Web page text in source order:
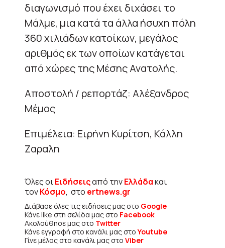
διαγωνισμό που έχει διχάσει το
Μάλμε, μια κατά τα άλλα ήσυχη πόλη
360 χιλιάδων κατοίκων, μεγάλος
αριθμός εκ των οποίων κατάγεται
από χώρες της Μέσης Ανατολής.
Αποστολή / ρεπορτάζ: Αλέξανδρος
Μέμος
Επιμέλεια: Ειρήνη Κυρίτση, Κάλλη
Ζαραλη
Όλες οιΕιδήσειςαπό τηνΕλλάδακαι
τονΚόσμο, στο ertnews.gr
Διάβασε όλες τις ειδήσεις μας στο Google
Κάνε like στη σελίδα μας στο Facebook
Ακολούθησε μας στο Twitter
Κάνε εγγραφή στο κανάλι μας στοYoutube
Γίνε μέλος στο κανάλι μας στο Viber